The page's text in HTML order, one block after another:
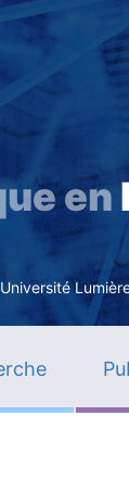
en I